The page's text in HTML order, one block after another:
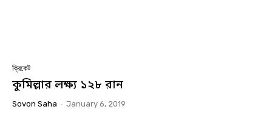
ক্রিকেট
কুমিল্লার লক্ষ্য ১২৮ রান
Sovon Saha - January 6, 2019